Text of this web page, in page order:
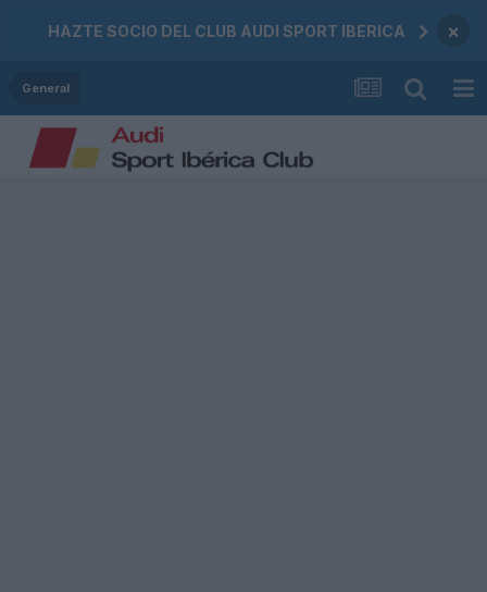
HAZTE SOCIO DEL CLUB AUDI SPORT IBERICA ×
General